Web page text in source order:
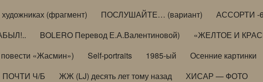
(фрагмент) ПОСЛУШАЙТЕ… (вариант) АССОРТИ -
BOLERO Перевод Е.А.Валентиновой)
«ЖЕЛТОЕ И
«Жасмин») Self-portraits 1985-ый Осенние картинки
ПОЧТИ Ч/Б ЖЖ (LJ) десять лет тому назад
ХИСАР — ФОТО